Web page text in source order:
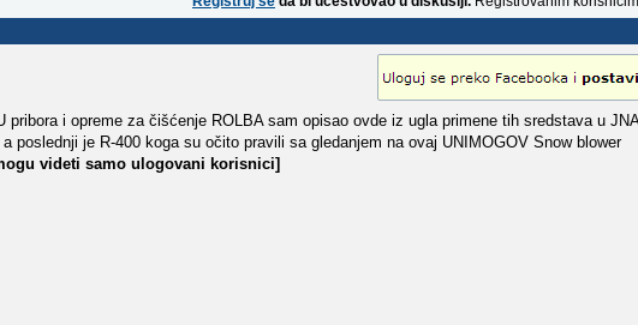
pribora i opreme za čišćenje ROLBA sam opisao ovde iz ugla primene tih sredstava u
a poslednji je R-400 koga su očito pravili sa gledanjem na ovaj UNIMOGOV Snow blower
videti samo ulogovani korisnici]